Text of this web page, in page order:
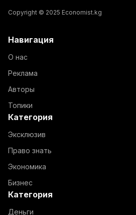
Copyright © 2025 Economist.kg
Навигация
О нас
Реклама
Авторы
Топики
Категория
Эксклюзив
Право знать
Экономика
Бизнес
Категория
Деньги